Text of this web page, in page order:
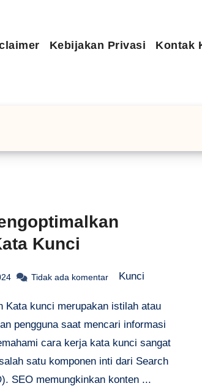
Kebijakan Privasi Kontak
Kunci
Tidak ada komentar Kunci
Kata kunci merupakan istilah atau
pengguna saat mencari informasi
cara kerja kata kunci sangat
satu komponen inti dari Search
SEO memungkinkan konten ...